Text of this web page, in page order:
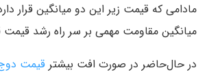
مادامی که قیمت زیر این دو میانگین قرار
میانگین مقاومت مهمی بر سر راه رشد قیمت
در حال‌حاضر در صورت افت بیشتر قیمت